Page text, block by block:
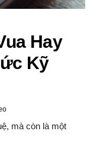
Hay
Kỹ
mà còn là một